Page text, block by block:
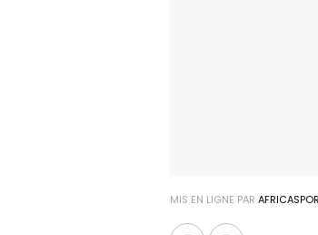
MIS EN LIGNE PAR